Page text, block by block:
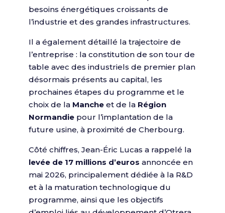
besoins énergétiques croissants de
l’industrie et des grandes infrastructures.
Il a également détaillé la trajectoire de
l’entreprise : la constitution de son tour de
table avec des industriels de premier plan
désormais présents au capital, les
prochaines étapes du programme et le
choix de la Manche et de la Région
Normandie pour l’implantation de la
future usine, à proximité de Cherbourg.
Côté chiffres, Jean-Éric Lucas a rappelé la
levée de 17 millions d’euros annoncée en
mai 2026, principalement dédiée à la R&D
et à la maturation technologique du
programme, ainsi que les objectifs